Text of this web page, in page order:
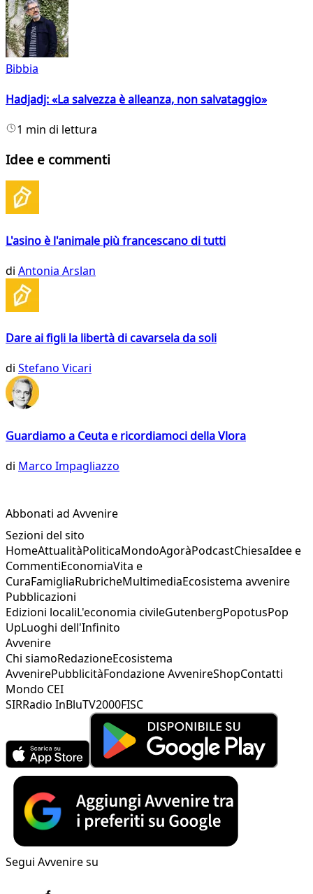
Bibbia
Hadjadj: «La salvezza è alleanza, non salvataggio»
1 min di lettura
Idee e commenti
L'asino è l'animale più francescano di tutti
di Antonia Arslan
Dare ai figli la libertà di cavarsela da soli
di Stefano Vicari
Guardiamo a Ceuta e ricordiamoci della Vlora
di Marco Impagliazzo
Abbonati ad Avvenire
Sezioni del sito
HomeAttualitàPoliticaMondoAgoràPodcastChiesaIdee e
CommentiEconomiaVita e
CuraFamigliaRubricheMultimediaEcosistema avvenire
Pubblicazioni
Edizioni localiL'economia civileGutenbergPopotusPop
UpLuoghi dell'Infinito
Avvenire
Chi siamoRedazioneEcosistema
AvvenirePubblicitàFondazione AvvenireShopContatti
Mondo CEI
SIRRadio InBluTV2000FISC
Segui Avvenire su